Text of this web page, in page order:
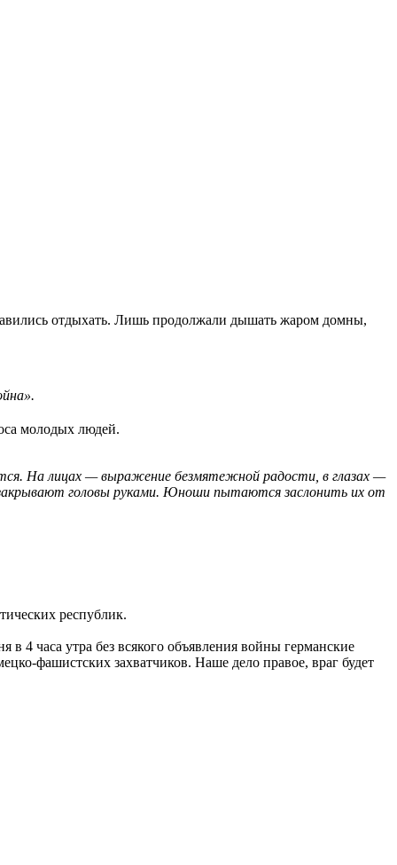
отдыхать. Лишь продолжали дышать жаром домны,
молодых людей.
На лицах — выражение безмятежной радости, в глазах —
головы руками. Юноши пытаются заслонить их от
республик.
4 часа утра без всякого объявления войны германские
фашистских захватчиков. Наше дело правое, враг будет